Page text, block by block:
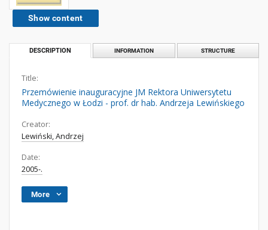
Show content
DESCRIPTION INFORMATION STRUCTURE
Title:
Przemówienie inauguracyjne JM Rektora Uniwersytetu
Medycznego w Łodzi - prof. dr hab. Andrzeja Lewińskiego
Creator:
Lewiński, Andrzej
Date:
2005-.
More